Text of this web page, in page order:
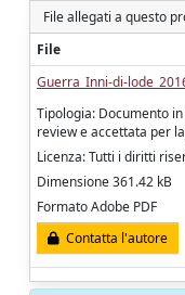
File allegati a questo
File
Guerra_Inni-di-
Tipologia: Documento
review e accettata per
Licenza: Tutti i diritti
Dimensione 361.42 kB
Formato Adobe PDF
Contatta l'autore